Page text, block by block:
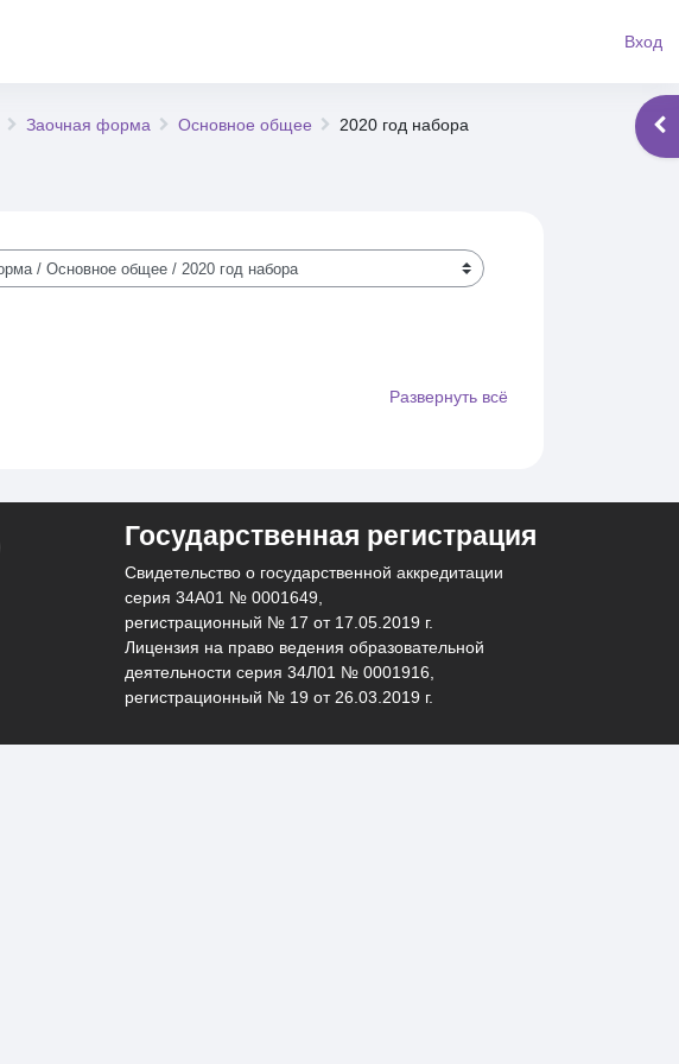
Вход
Заочная форма Основное общее 2020 год набора
Развернуть всё
Государственная регистрация
Свидетельство о государственной аккредитации
серия 34А01 № 0001649,
регистрационный № 17 от 17.05.2019 г.
Лицензия на право ведения образовательной
деятельности серия 34Л01 № 0001916,
регистрационный № 19 от 26.03.2019 г.